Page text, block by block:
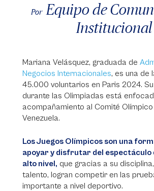
Por Equipo de
Institucional
Mariana Velásquez, graduada de
Negocios Internacionales, es una de
45.000 voluntarios en Paris 2024.
durante las Olimpiadas está
acompañamiento al Comité
Venezuela.
Los Juegos Olímpicos son una
apoyar y disfrutar del espectáculo
alto nivel, que gracias a su
talento, logran competir en las
importante a nivel deportivo.